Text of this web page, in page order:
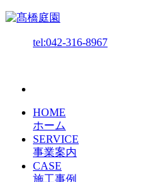
tel:042-316-8967
HOME
ホーム
SERVICE
事業案内
CASE
施工事例